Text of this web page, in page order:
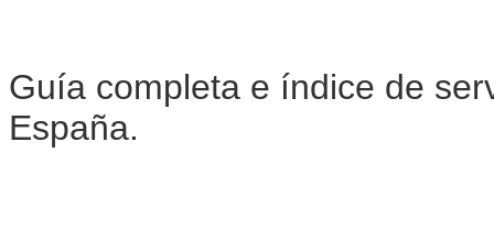
Guía completa e índice de
España.